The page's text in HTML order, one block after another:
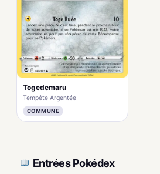
Togedemaru
Tempête Argentée
COMMUNE
Entrées Pokédex